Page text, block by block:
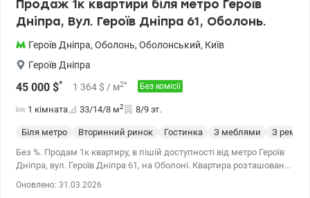
Продаж 1к квартири біля метро Героїв
Дніпра, Вул. Героїв Дніпра 61, Оболонь.
Героїв Дніпра, Оболонь, Оболонський, Київ
Героїв Дніпра
45 000 $* 1 364 $ / м2* Без комісії
1 кімната 33/14/8 м2 8/9 эт.
Біля метро Вторинний ринок Гостинка З меблями
З
Без %. Продам 1к квартиру, в пішій доступності від метро Героїв
Дніпра, вул. Героїв Дніпра 61, на Оболоні. Квартира розташована
Оновлено: 31.03.2026